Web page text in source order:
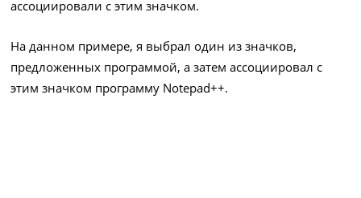
ассоциировали с этим значком.
На данном примере, я выбрал один из значков,
предложенных программой, а затем ассоциировал с
этим значком программу Notepad++.